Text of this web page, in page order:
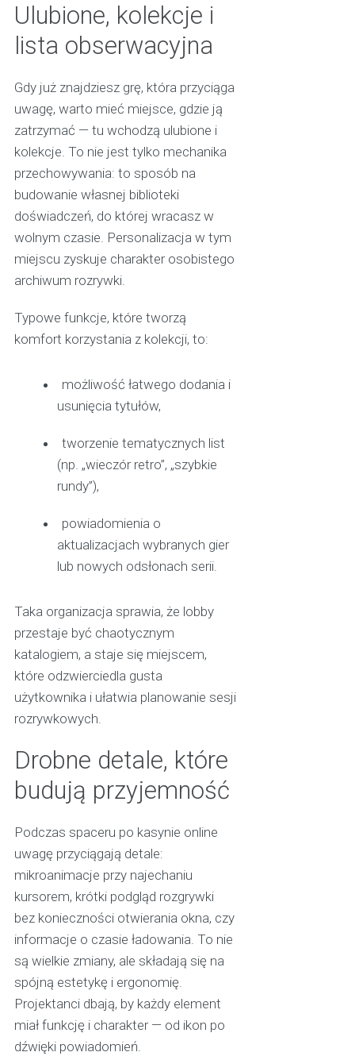
Ulubione, kolekcje i
lista obserwacyjna
Gdy już znajdziesz grę, która przyciąga
uwagę, warto mieć miejsce, gdzie ją
zatrzymać — tu wchodzą ulubione i
kolekcje. To nie jest tylko mechanika
przechowywania: to sposób na
budowanie własnej biblioteki
doświadczeń, do której wracasz w
wolnym czasie. Personalizacja w tym
miejscu zyskuje charakter osobistego
archiwum rozrywki.
Typowe funkcje, które tworzą
komfort korzystania z kolekcji, to:
możliwość łatwego dodania i
usunięcia tytułów,
tworzenie tematycznych list
(np. „wieczór retro”, „szybkie
rundy”),
powiadomienia o
aktualizacjach wybranych gier
lub nowych odsłonach serii.
Taka organizacja sprawia, że lobby
przestaje być chaotycznym
katalogiem, a staje się miejscem,
które odzwierciedla gusta
użytkownika i ułatwia planowanie sesji
rozrywkowych.
Drobne detale, które
budują przyjemność
Podczas spaceru po kasynie online
uwagę przyciągają detale:
mikroanimacje przy najechaniu
kursorem, krótki podgląd rozgrywki
bez konieczności otwierania okna, czy
informacje o czasie ładowania. To nie
są wielkie zmiany, ale składają się na
spójną estetykę i ergonomię.
Projektanci dbają, by każdy element
miał funkcję i charakter — od ikon po
dźwięki powiadomień.